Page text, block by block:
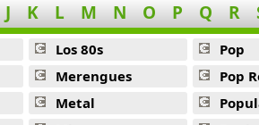
J K L M N O P Q R
Los 80s
Merengues
Metal
Pop
Pop